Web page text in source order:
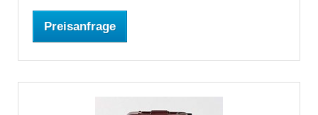
Preisanfrage